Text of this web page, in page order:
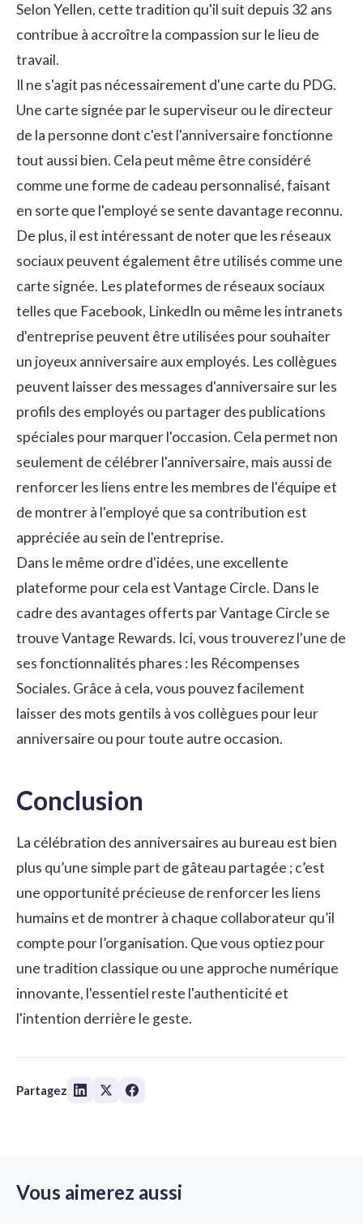
Selon Yellen, cette tradition qu'il suit depuis 32 ans
contribue à accroître la compassion sur le lieu de
travail.
Il ne s'agit pas nécessairement d'une carte du PDG.
Une carte signée par le superviseur ou le directeur
de la personne dont c'est l'anniversaire fonctionne
tout aussi bien. Cela peut même être considéré
comme une forme de cadeau personnalisé, faisant
en sorte que l'employé se sente davantage reconnu.
De plus, il est intéressant de noter que les réseaux
sociaux peuvent également être utilisés comme une
carte signée. Les plateformes de réseaux sociaux
telles que Facebook, LinkedIn ou même les intranets
d'entreprise peuvent être utilisées pour souhaiter
un joyeux anniversaire aux employés. Les collègues
peuvent laisser des messages d'anniversaire sur les
profils des employés ou partager des publications
spéciales pour marquer l'occasion. Cela permet non
seulement de célébrer l'anniversaire, mais aussi de
renforcer les liens entre les membres de l'équipe et
de montrer à l'employé que sa contribution est
appréciée au sein de l'entreprise.
Dans le même ordre d'idées, une excellente
plateforme pour cela estVantage Circle. Dans le
cadre des avantages offerts par Vantage Circle se
trouveVantage Rewards. Ici, vous trouverez l'une de
ses fonctionnalités phares : les Récompenses
Sociales. Grâce à cela, vous pouvez facilement
laisser des mots gentils à vos collègues pour leur
anniversaire ou pour toute autre occasion.
Conclusion
La célébration des anniversaires au bureau est bien
plus qu’une simple part de gâteau partagée ; c’est
une opportunité précieuse de renforcer les liens
humains et de montrer à chaque collaborateur qu’il
compte pour l’organisation. Que vous optiez pour
une tradition classique ou une approche numérique
innovante, l'essentiel reste l'authenticité et
l'intention derrière le geste.
Partagez
Vous aimerez aussi